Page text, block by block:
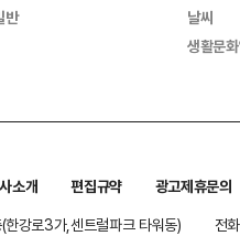
반
날씨
생활문
소개 편집규약
광고제휴문의
강로3가,센트럴파크 타워동)
전